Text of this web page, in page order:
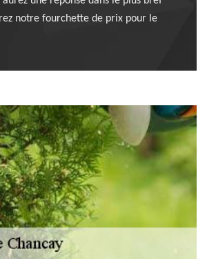
notre fourchette de prix pour le